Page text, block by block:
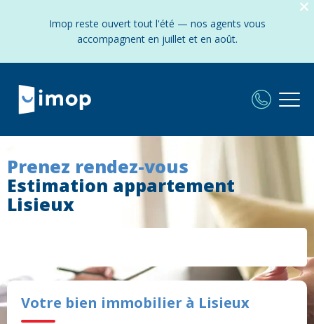
Imop reste ouvert tout l'été — nos agents vous
accompagnent en juillet et en août.
Prenez rendez-vous
Estimation appartement
Lisieux
Votre bien immobilier à Lisieux